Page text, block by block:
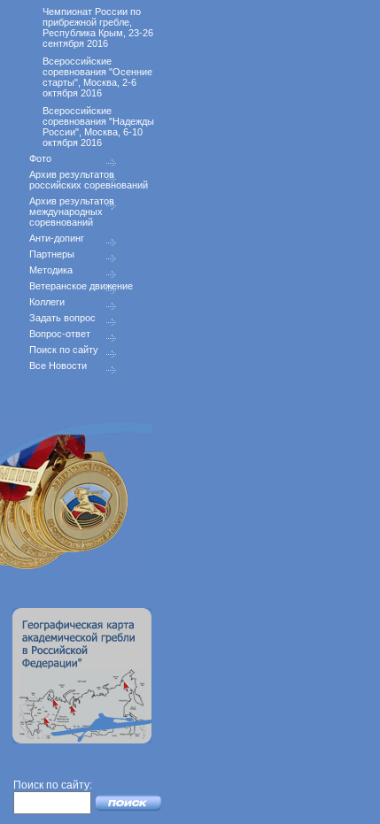
Чемпионат России по
прибрежной гребле,
Республика Крым, 23-26
сентября 2016
Всероссийские
соревнования "Осенние
старты", Москва, 2-6
октября 2016
Всероссийские
соревнования "Надежды
России", Москва, 6-10
октября 2016
Фото
Архив результатов
российских соревнований
Архив результатов
международных
соревнований
Анти-допинг
Партнеры
Методика
Ветеранское движение
Коллеги
Задать вопрос
Вопрос-ответ
Поиск по сайту
Все Новости
Поиск по сайту: